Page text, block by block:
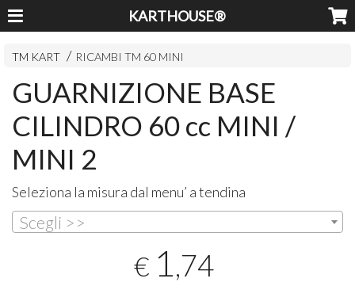
KARTHOUSE®
TM KART RICAMBI TM 60 MINI
GUARNIZIONE BASE
CILINDRO 60 cc MINI /
MINI 2
Seleziona la misura dal menu’ a tendina
Scegli >>
€ 1,74